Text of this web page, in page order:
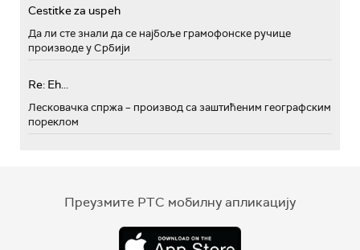
Cestitke za uspeh
Да ли сте знали да се најбоље грамофонске ручице
производе у Србији
Re: Eh...
Лесковачка спржа – производ са заштићеним географским
пореклом
Преузмите РТС мобилну апликацију